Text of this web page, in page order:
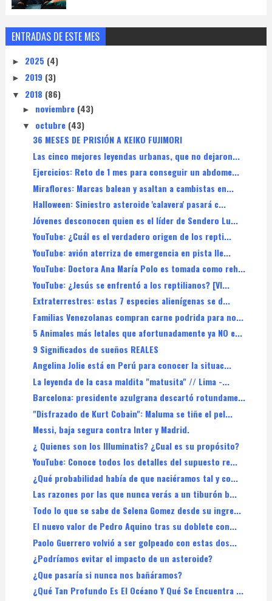
ENTRADAS DE ESTE MES
► 2025 (4)
► 2019 (3)
▼ 2018 (86)
► noviembre (43)
▼ octubre (43)
36 MESES DE PRISIÓN A KEIKO FUJIMORI
Las cinco mejores leyendas urbanas, que no dejaron...
Ejercicios: Reto de 1 mes para conseguir un abdome...
Miraflores: Marcas balean y asaltan a cambistas en...
Halloween: Siniestro asteroide 'calavera' pasará c...
Jóvenes desconocen quien es el líder de Sendero Lu...
YouTube: ¿Cuál es el verdadero origen de los repti...
YouTube: avión aterriza de emergencia en pista lle...
YouTube: Doctora Ana María Polo es tomada como reh...
YouTube: ¿Jesús se enfrentó a los reptilianos? [VI...
Extraterrestres: estas 7 especies alienígenas se d...
Familias Venezolanas compran carne podrida para no...
5 Animales más letales que afortunadamente ya NO e...
9 Significados de sueños REALES
Angelina Jolie está en Perú para conocer la situac...
La leyenda de la casa maldita "matusita" // Lima -...
Barcelona: presidente azulgrana descartó rotundame...
"Disfrazado de Kurt Cobain": Maluma se tiñe el pel...
Messi, baja segura contra Inter y Madrid.
¿ Quienes son los Illuminatis? ¿Cual es su propósito?
YouTube: Conoce todos los detalles del supuesto re...
¿Qué probabilidad había de que naciéramos tal y co...
Las razones por las que nunca verás a un tiburón b...
Todo lo que se sabe de Selena Gomez desde su ingre...
El nuevo valor de Pedro Aquino tras su doblete con...
Paolo Guerrero volvió a ser golpeado con estas dos...
¿Podríamos evitar el impacto de un asteroide?
¿Que pasaría si nunca nos bañáramos?
¿Qué Tan Profundo Es El Océano Y Qué Se Encuentra ...